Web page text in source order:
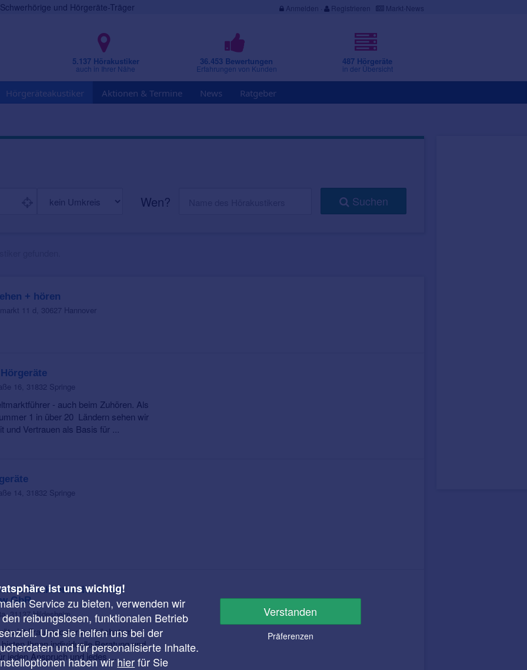
und Hörgeräte-Träger Anmelden · Registrieren Markt-News
5.137 Hörakustiker
auch in Ihrer Nähe
36.453 Bewertungen
Erfahrungen von Kunden
487 Hörgeräte
in der Übersicht
Hörgeräteakustiker Aktionen & Termine News Ratgeber
Wen? Suchen
+ hören
11 d, 30627 Hannover
16, 31832 Springe
- auch beim Zuhören. Als
1 in über 20 Ländern sehen wir
und Vertrauen als Basis für ...
14, 31832 Springe
Benkhentache & von
GbR
31137 Hildesheim
ist Frauenpower auf höchstem
Ihnen individuelle Beratung und
jeden Anspruch und jedes ...
ist uns wichtig!
Service zu bieten, verwenden wir
reibungslosen, funktionalen Betrieb
Und sie helfen uns bei der
und für personalisierte Inhalte.
haben wirhierfür Sie
Verstanden
Präferenzen